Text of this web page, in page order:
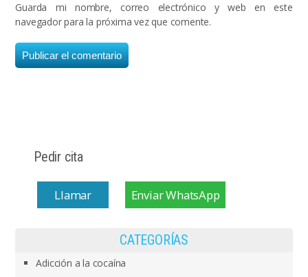
Guarda mi nombre, correo electrónico y web en este
navegador para la próxima vez que comente.
Pedir cita
Llamar Enviar WhatsApp
CATEGORÍAS
Adicción a la cocaína